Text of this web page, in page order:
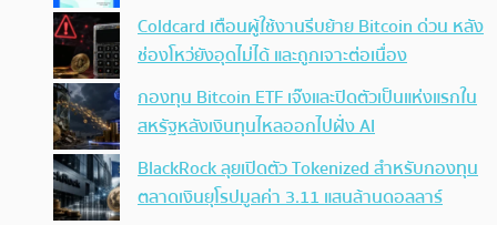
Coldcard เตือนผู้ใช้งานรีบย้าย Bitcoin ด่วน หลัง
ช่องโหว่ยังอุดไม่ได้ และถูกเจาะต่อเนื่อง
กองทุน Bitcoin ETF เจ๊งและปิดตัวเป็นแห่งแรกใน
สหรัฐหลังเงินทุนไหลออกไปฝั่ง AI
BlackRock ลุยเปิดตัว Tokenized สำหรับกองทุน
ตลาดเงินยุโรปมูลค่า 3.11 แสนล้านดอลลาร์